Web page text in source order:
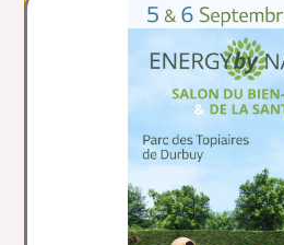
Salon Du Bien-